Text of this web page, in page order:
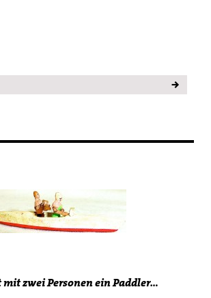
zwei Personen ein Paddler...